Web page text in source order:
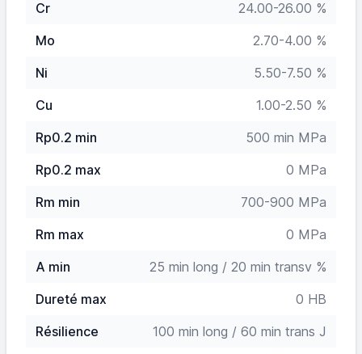
Cr
24.00-26.00 %
Mo
2.70-4.00 %
Ni
5.50-7.50 %
Cu
1.00-2.50 %
Rp0.2 min
500 min MPa
Rp0.2 max
0 MPa
Rm min
700-900 MPa
Rm max
0 MPa
A min
25 min long / 20 min transv %
Dureté max
0 HB
Résilience
100 min long / 60 min trans J